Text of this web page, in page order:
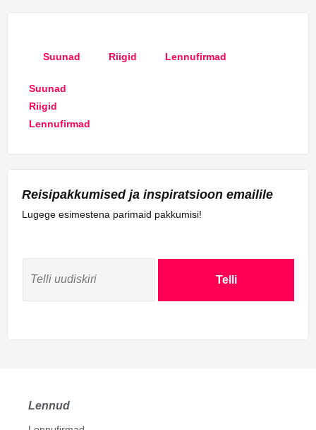
Suunad Riigid Lennufirmad
Suunad
Riigid
Lennufirmad
Reisipakkumised ja inspiratsioon emailile
Lugege esimestena parimaid pakkumisi!
Telli
Lennud